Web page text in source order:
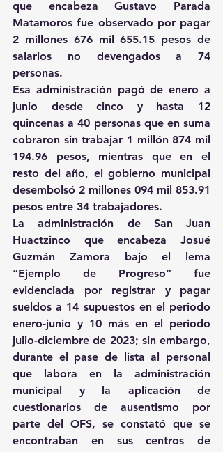
que encabeza Gustavo Parada
Matamoros fue observado por pagar
2 millones 676 mil 655.15 pesos de
salarios no devengados a 74
personas.
Esa administración pagó de enero a
junio desde cinco y hasta 12
quincenas a 40 personas que en suma
cobraron sin trabajar 1 millón 874 mil
194.96 pesos, mientras que en el
resto del año, el gobierno municipal
desembolsó 2 millones 094 mil 853.91
pesos entre 34 trabajadores.
La administración de San Juan
Huactzinco que encabeza Josué
Guzmán Zamora bajo el lema
“Ejemplo de Progreso” fue
evidenciada por registrar y pagar
sueldos a 14 supuestos en el periodo
enero-junio y 10 más en el periodo
julio-diciembre de 2023; sin embargo,
durante el pase de lista al personal
que labora en la administración
municipal y la aplicación de
cuestionarios de ausentismo por
parte del OFS, se constató que se
encontraban en sus centros de